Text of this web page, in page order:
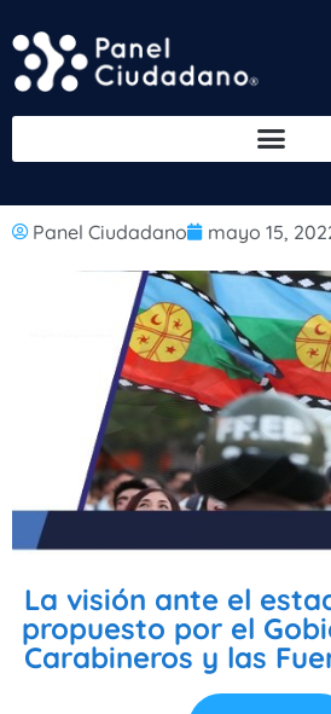
Panel Ciudadano mayo 15,
La visión ante el
propuesto por el
Carabineros y las